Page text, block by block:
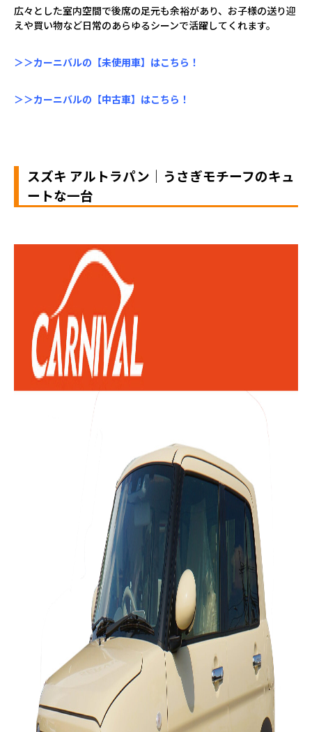
広々とした室内空間で後席の足元も余裕があり、お子様の送り迎
えや買い物など日常のあらゆるシーンで活躍してくれます。
＞＞カーニバルの【未使用車】はこちら！
＞＞カーニバルの【中古車】はこちら！
スズキ アルトラパン｜うさぎモチーフのキュ
ートな一台